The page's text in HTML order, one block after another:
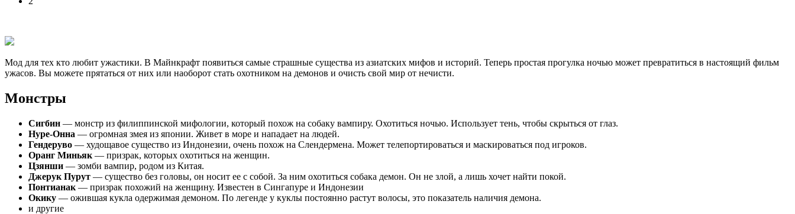
Мод для тех кто любит ужастики. В Майнкрафт появиться самые страшные существа из азиатских мифов и историй. Теперь простая прогулка ночью может превратиться в настоящий фильм
ужасов. Вы можете прятаться от них или наоборот стать охотником на демонов и очисть свой мир от нечисти.
Монстры
Сигбин — монстр из филиппинской мифологии, который похож на собаку вампиру. Охотиться ночью. Использует тень, чтобы скрыться от глаз.
Нуре-Онна — огромная змея из японии. Живет в море и нападает на людей.
Гендеруво — худощавое существо из Индонезии, очень похож на Слендермена. Может телепортироваться и маскироваться под игроков.
Оранг Миньяк — призрак, которых охотиться на женщин.
Цзянши — зомби вампир, родом из Китая.
Джерук Пурут — существо без головы, он носит ее с собой. За ним охотиться собака демон. Он не злой, а лишь хочет найти покой.
Понтианак — призрак похожий на женщину. Известен в Сингапуре и Индонезии
Окику — ожившая кукла одержимая демоном. По легенде у куклы постоянно растут волосы, это показатель наличия демона.
и другие